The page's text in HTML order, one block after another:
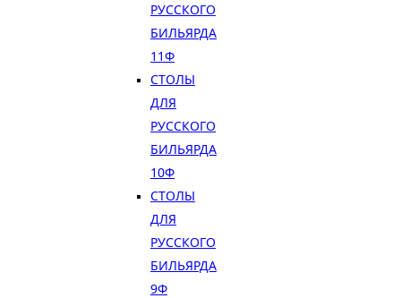
РУССКОГО
БИЛЬЯРДА
11Ф
СТОЛЫ
ДЛЯ
РУССКОГО
БИЛЬЯРДА
10Ф
СТОЛЫ
ДЛЯ
РУССКОГО
БИЛЬЯРДА
9Ф